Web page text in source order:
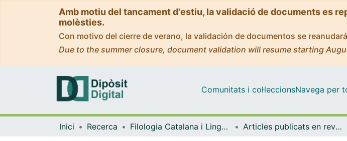
Amb motiu del tancament d'estiu, la validació de documents es
molèsties.
Con motivo del cierre de verano, la validación de documentos se
Due to the summer closure, document validation will resume starting
Comunitats i col·leccionsNavega per
Inici Recerca Filologia Catalana i Lingüística General Articles publicats en revistes (Filologia Catalana i Lingüística General)